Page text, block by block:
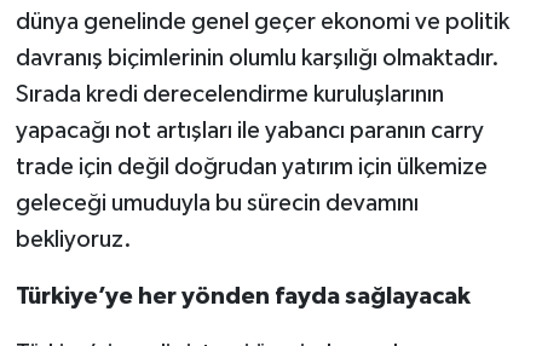
dünya genelinde genel geçer ekonomi ve politik
davranış biçimlerinin olumlu karşılığı olmaktadır.
Sırada kredi derecelendirme kuruluşlarının
yapacağı not artışları ile yabancı paranın carry
trade için değil doğrudan yatırım için ülkemize
geleceği umuduyla bu sürecin devamını
bekliyoruz.
Türkiye’ye her yönden fayda sağlayacak